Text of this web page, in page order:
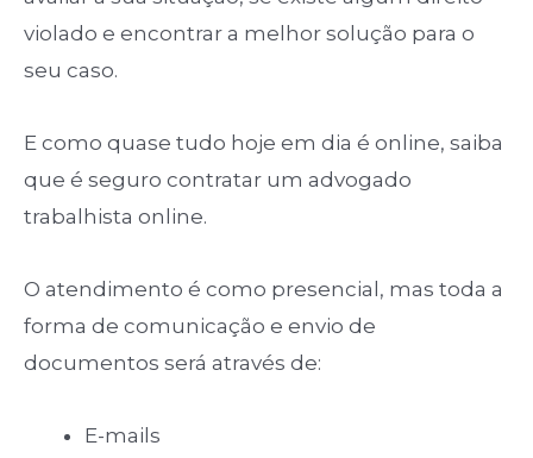
violado e encontrar a melhor solução para o
seu caso.
E como quase tudo hoje em dia é online, saiba
que é seguro contratar um advogado
trabalhista online.
O atendimento é como presencial, mas toda a
forma de comunicação e envio de
documentos será através de:
E-mails